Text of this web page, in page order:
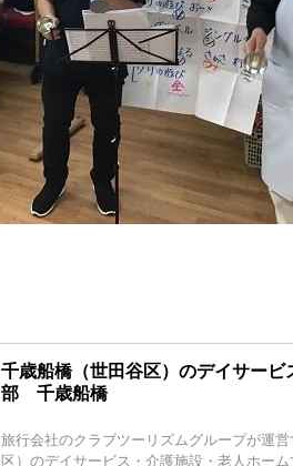
千歳船橋（世田谷区）のデイサービ
部 千歳船橋
旅行会社のクラブツーリズムグループが運
区）のデイサービス・介護施設・老人ホー